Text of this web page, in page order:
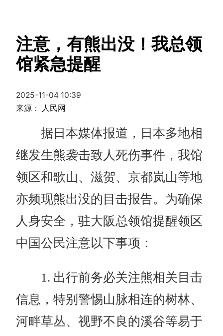
注意，有熊出没！我总领
馆紧急提醒
2025-11-04 10:39
来源： 人民网
据日本媒体报道，日本多地相
继发生熊袭击致人死伤事件，我馆
领区和歌山、滋贺、京都岚山等地
亦频现熊出没的目击报告。 为确保
人身安全，驻大阪总领馆提醒领区
中国公民注意以下事项：
1. 出行前务必关注熊相关目击
信息，特别警惕山脉相连的树林、
河畔草丛、视野不良的溪谷等易于